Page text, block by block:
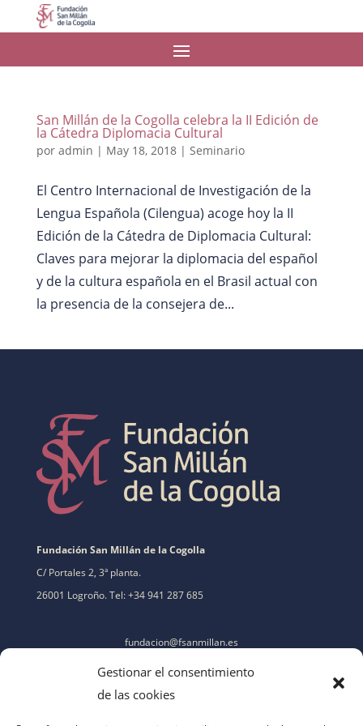
Gestionar el consentimiento
de las cookies
San Millán de la Cogolla celebra la II Edición de
la Cátedra Diplomacia Cultural
por admin | May 18, 2018| Seminario
El Centro Internacional de Investigación de la
Lengua Española (Cilengua) acoge hoy la II
Edición de la Cátedra de Diplomacia Cultural:
Claves para mejorar la diplomacia del español
y de la cultura española en el Brasil actual con
la presencia de la consejera de...
Fundación San Millán de la Cogolla
C/ Portales 2, 3ª planta.
26001 Logroño. Tel: +34 941 287 685
fundacion@fsanmillan.es